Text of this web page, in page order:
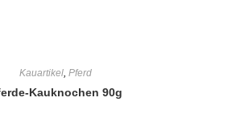
Kauartikel, Pferd
Kauknochen 90g